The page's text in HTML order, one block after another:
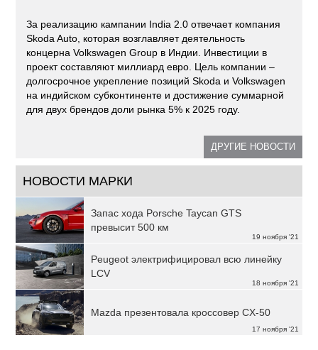
За реализацию кампании India 2.0 отвечает компания
Skoda Auto, которая возглавляет деятельность
концерна Volkswagen Group в Индии. Инвестиции в
проект составляют миллиард евро. Цель компании –
долгосрочное укрепление позиций Skoda и Volkswagen
на индийском субконтиненте и достижение суммарной
для двух брендов доли рынка 5% к 2025 году.
ДРУГИЕ НОВОСТИ
НОВОСТИ МАРКИ
19 ноября '21
Запас хода Porsche Taycan GTS
превысит 500 км
18 ноября '21
Peugeot электрифицировал всю линейку
LCV
17 ноября '21
Mazda презентовала кроссовер CX-50